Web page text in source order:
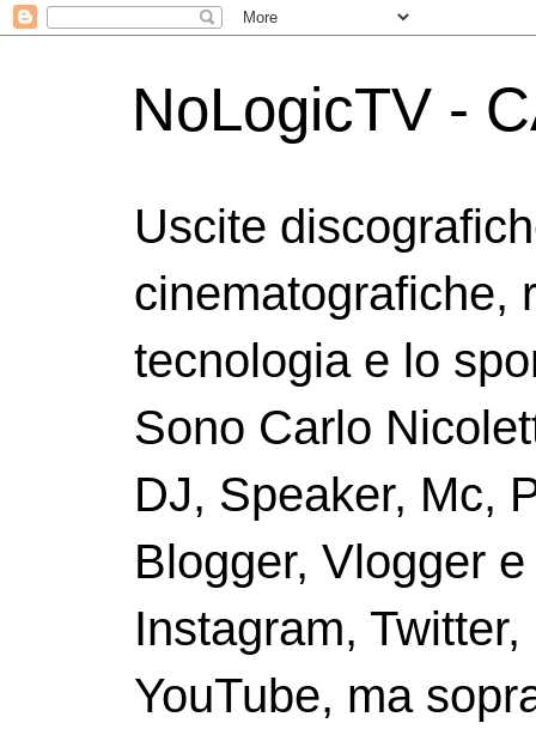
NoLogicTV -
Uscite
cinematografiche,
tecnologia e lo
Sono Carlo
DJ, Speaker, Mc,
Blogger, Vlogger
Instagram,
YouTube, ma